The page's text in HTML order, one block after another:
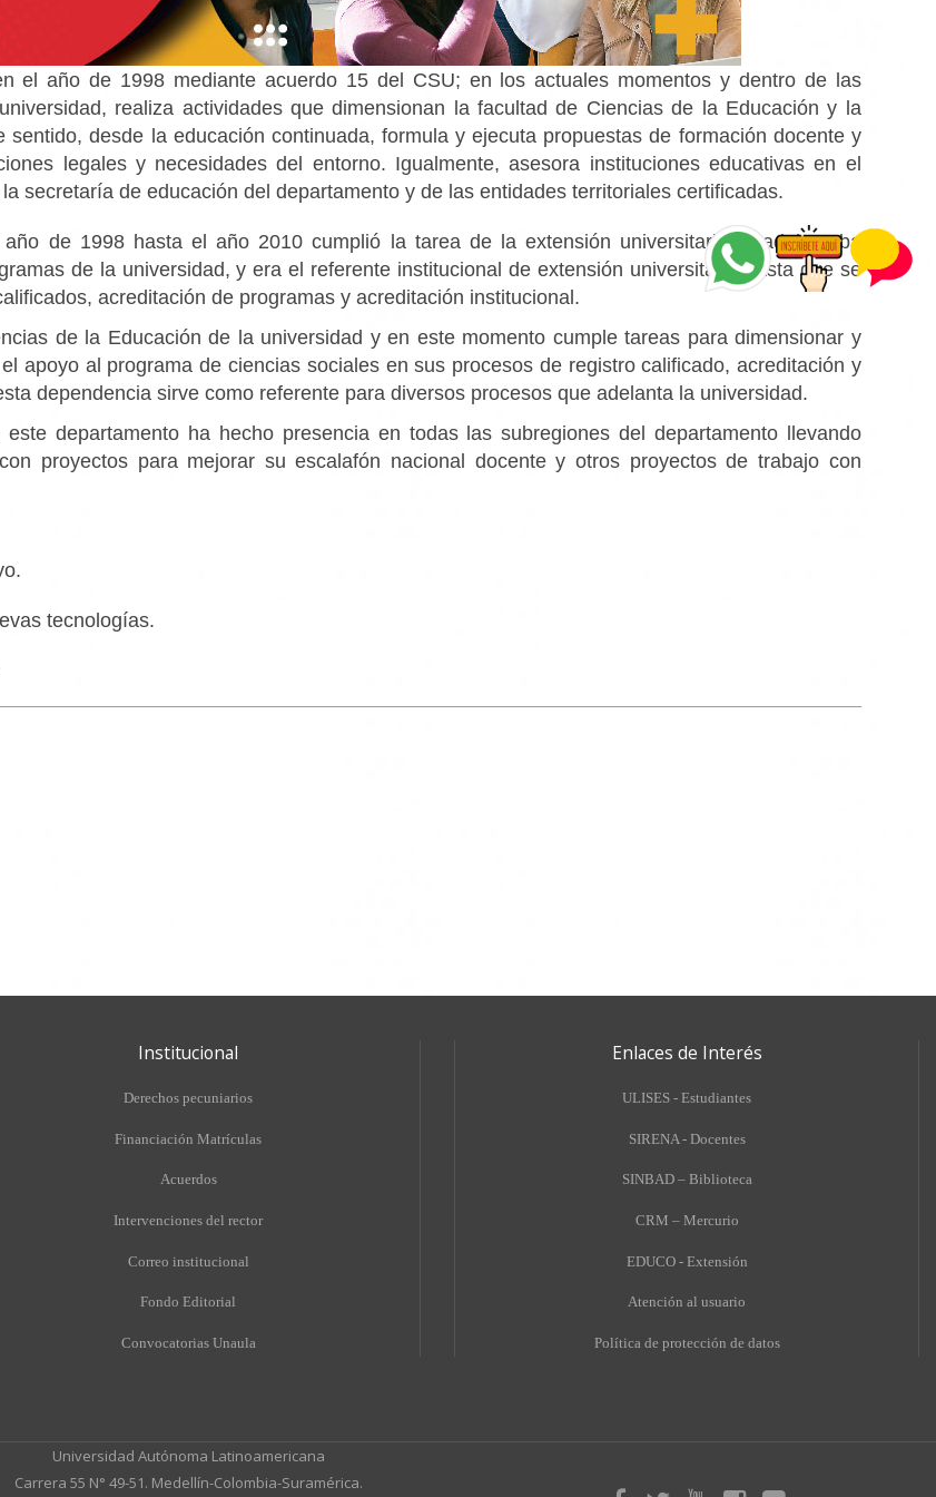
el año de 1998 mediante acuerdo 15 del CSU; en los actuales momentos y dentro de las
realiza actividades que dimensionan la facultad de Ciencias de la Educación y la
desde la educación continuada, formula y ejecuta propuestas de formación docente y
legales y necesidades del entorno. Igualmente, asesora instituciones educativas en el
secretaría de educación del departamento y de las entidades territoriales certificadas.
de 1998 hasta el año 2010 cumplió la tarea de la extensión universitaria, y adelantaba
de la universidad, y era el referente institucional de extensión universitaria hasta que se
acreditación de programas y acreditación institucional.
de la Educación de la universidad y en este momento cumple tareas para dimensionar y
apoyo al programa de ciencias sociales en sus procesos de registro calificado, acreditación y
dependencia sirve como referente para diversos procesos que adelanta la universidad.
departamento ha hecho presencia en todas las subregiones del departamento llevando
proyectos para mejorar su escalafón nacional docente y otros proyectos de trabajo con
tecnologías.
Institucional
Derechos pecuniarios
Financiación Matrículas
Acuerdos
Intervenciones del rector
Correo institucional
Fondo Editorial
Convocatorias Unaula
Enlaces de Interés
ULISES - Estudiantes
SIRENA - Docentes
SINBAD – Biblioteca
CRM – Mercurio
EDUCO - Extensión
Atención al usuario
Política de protección de datos
Universidad Autónoma Latinoamericana
Carrera 55 N° 49-51. Medellín-Colombia-Suramérica.